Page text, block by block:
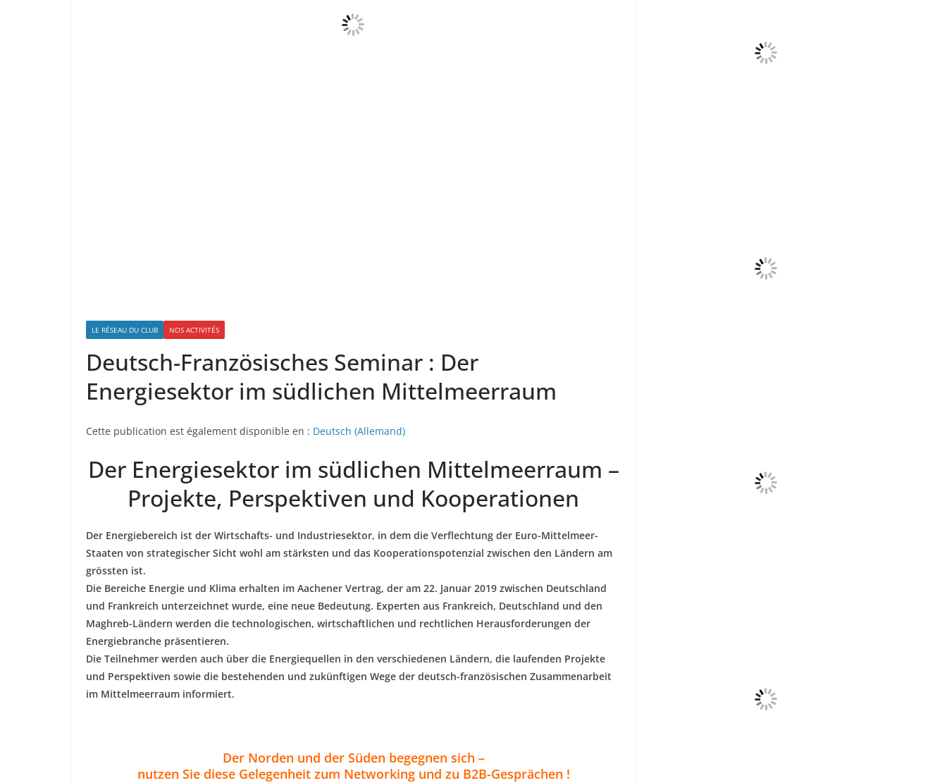
LE RÉSEAU DU CLUB NOS ACTIVITÉS
Deutsch-Französisches Seminar : Der
Energiesektor im südlichen Mittelmeerraum
Cette publication est également disponible en : Deutsch (Allemand)
Der Energiesektor im südlichen Mittelmeerraum –
Projekte, Perspektiven und Kooperationen
Der Energiebereich ist der Wirtschafts- und Industriesektor, in dem die Verflechtung der Euro-Mittelmeer-
Staaten von strategischer Sicht wohl am stärksten und das Kooperationspotenzial zwischen den Ländern am
grössten ist.
Die Bereiche Energie und Klima erhalten im Aachener Vertrag, der am 22. Januar 2019 zwischen Deutschland
und Frankreich unterzeichnet wurde, eine neue Bedeutung. Experten aus Frankreich, Deutschland und den
Maghreb-Ländern werden die technologischen, wirtschaftlichen und rechtlichen Herausforderungen der
Energiebranche präsentieren.
Die Teilnehmer werden auch über die Energiequellen in den verschiedenen Ländern, die laufenden Projekte
und Perspektiven sowie die bestehenden und zukünftigen Wege der deutsch-französischen Zusammenarbeit
im Mittelmeerraum informiert.
Der Norden und der Süden begegnen sich –
nutzen Sie diese Gelegenheit zum Networking und zu B2B-Gesprächen !